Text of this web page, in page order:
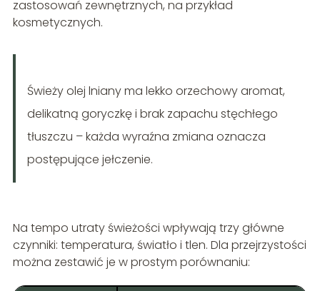
zastosowań zewnętrznych, na przykład
kosmetycznych.
Świeży olej lniany ma lekko orzechowy aromat,
delikatną goryczkę i brak zapachu stęchłego
tłuszczu – każda wyraźna zmiana oznacza
postępujące jełczenie.
Na tempo utraty świeżości wpływają trzy główne
czynniki: temperatura, światło i tlen. Dla przejrzystości
można zestawić je w prostym porównaniu: